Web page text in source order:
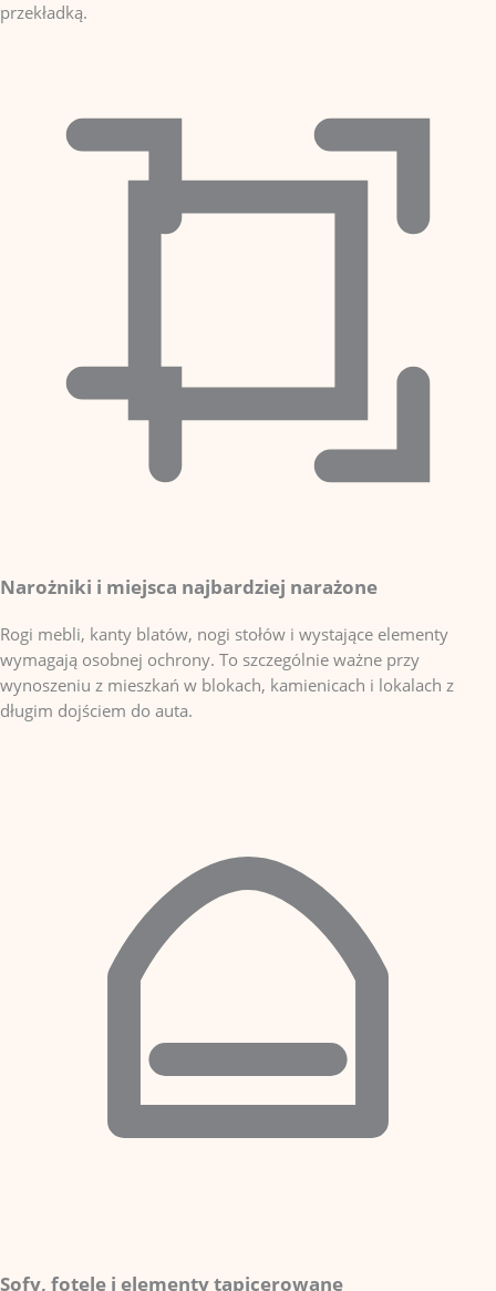
przekładką.
Narożniki i miejsca najbardziej narażone
Rogi mebli, kanty blatów, nogi stołów i wystające elementy
wymagają osobnej ochrony. To szczególnie ważne przy
wynoszeniu z mieszkań w blokach, kamienicach i lokalach z
długim dojściem do auta.
Sofy, fotele i elementy tapicerowane